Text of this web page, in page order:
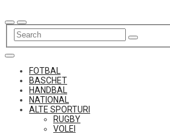
to
content
FOTBAL
BASCHET
HANDBAL
NATIONAL
ALTE SPORTURI
RUGBY
VOLEI